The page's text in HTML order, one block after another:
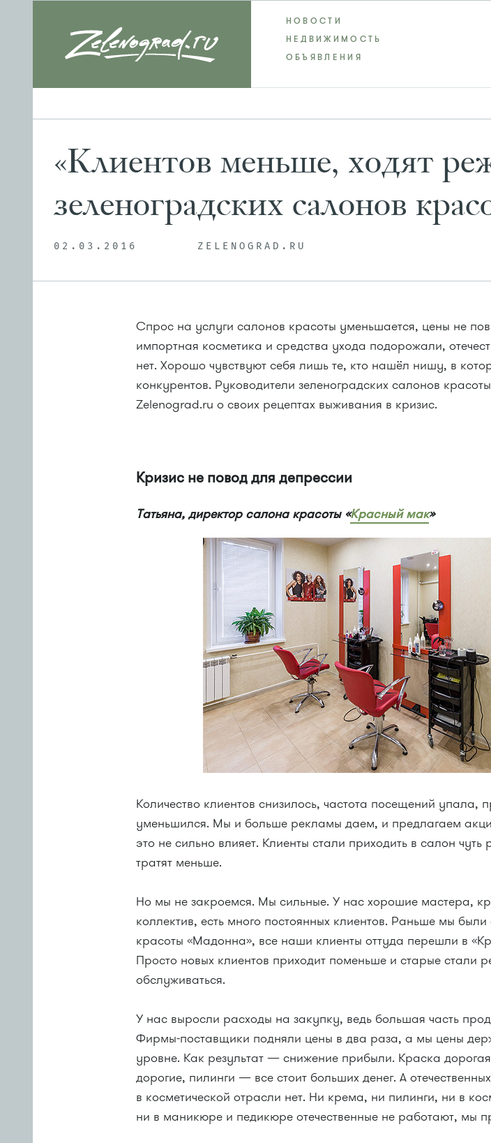
НОВОСТИ
НЕДВИЖИМОСТЬ
ОБЪЯВЛЕНИЯ
«Клиентов меньше, ходят
зеленоградских салонов
02.03.2016 ZELENOGRAD.RU
Спрос на услуги салонов красоты уменьшается, цены не
импортная косметика и средства ухода подорожали,
нет. Хорошо чувствуют себя лишь те, кто нашёл нишу, в
конкурентов. Руководители зеленоградских салонов
Zelenograd.ru о своих рецептах выживания в кризис.
Кризис не повод для депрессии
Татьяна, директор салона красоты «Красный мак»
Количество клиентов снизилось, частота посещений упала,
уменьшился. Мы и больше рекламы даем, и предлагаем
это не сильно влияет. Клиенты стали приходить в салон чуть
тратят меньше.
Но мы не закроемся. Мы сильные. У нас хорошие мастера,
коллектив, есть много постоянных клиентов. Раньше мы
красоты «Мадонна», все наши клиенты оттуда перешли в
Просто новых клиентов приходит поменьше и старые стали
обслуживаться.
У нас выросли расходы на закупку, ведь большая часть
Фирмы-поставщики подняли цены в два раза, а мы цены
уровне. Как результат — снижение прибыли. Краска
дорогие, пилинги — все стоит больших денег. А
в косметической отрасли нет. Ни крема, ни пилинги, ни в
ни в маникюре и педикюре отечественные не работают, мы